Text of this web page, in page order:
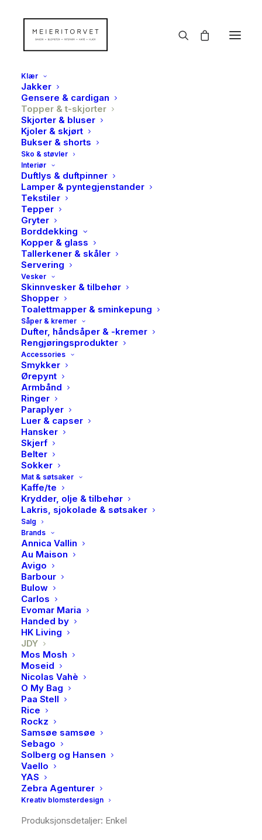
Klær
Jakker
Gensere & cardigan
Topper & t-skjorter
Skjorter & bluser
Kjoler & skjørt
Bukser & shorts
Sko & støvler
Interiør
Duftlys & duftpinner
Lamper & pyntegjenstander
Tekstiler
Tepper
Gryter
Borddekking
Kopper & glass
Tallerkener & skåler
Servering
Vesker
Skinnvesker & tilbehør
Shopper
Toalettmapper & sminkepung
Såper & kremer
Dufter, håndsåper & -kremer
Rengjøringsprodukter
Accessories
Smykker
Ørepynt
Armbånd
Ringer
Paraplyer
Luer & capser
Hansker
Skjerf
Belter
Sokker
Mat & søtsaker
Kaffe/te
Krydder, olje & tilbehør
Lakris, sjokolade & søtsaker
Salg
Brands
Annica Vallin
Au Maison
Avigo
Barbour
Bulow
Carlos
Evomar Maria
Handed by
HK Living
JDY
Mos Mosh
Moseid
Nicolas Vahè
O My Bag
Paa Stell
Rice
Rockz
Samsøe samsøe
Sebago
Solberg og Hansen
Vaello
YAS
Zebra Agenturer
Kreativ blomsterdesign
JDY, Nola, collar pullover,
Tapioca/cabernet
Hold deg varm og komfortabel med myke strikkede
plagg – perfekt for enhver anledning og sesong.
Flatstrikk er en type strikketeknikk som kjennetegnes
av sin fleksibilitet, komfort og rene uttrykk.
Produkttype: Strikket topp
Hals: Pologenser
Ermer: Korte ermer
Lukking: Halv knappelukking
Passform: Strikket passform
Kvalitetsbeskrivelse
Kjønn: Dame
Produksjon: Flatstrikk
Produksjonsdetaljer: Enkel